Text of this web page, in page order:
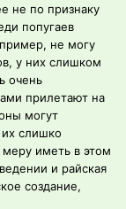
не по признаку
попугаев
не могу
у них слишком
очень
прилетают на
могут
слишко
меру иметь в этом
и райская
создание,